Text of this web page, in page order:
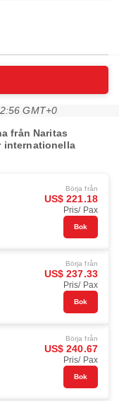
GMT+0
från Naritas
internationella
Börja från
US$ 221.18
Pris/ Pax
Bok
Börja från
US$ 237.33
Pris/ Pax
Bok
Börja från
US$ 240.67
Pris/ Pax
Bok